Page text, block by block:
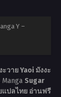
Y –
ะวาย Yaoi มังงะ
Manga Sugar
แปลไทย อ่านฟรี